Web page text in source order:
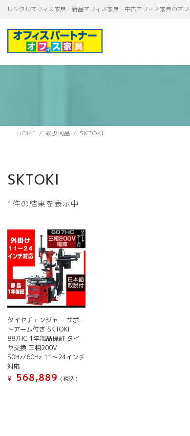
テ
ゲ
レンタルオフィス家具・新品オフィス家具・中古オフィス家具のオ
HOME 取扱商品 SKTOKI
SKTOKI
1件の結果を表示中
タイヤチェンジャー サポー
トアーム付き SKTOKI
887HC 1年部品保証 タイ
ヤ交換 三相200V
50Hz/60Hz 11～24インチ
対応
¥
568,889 (税込）